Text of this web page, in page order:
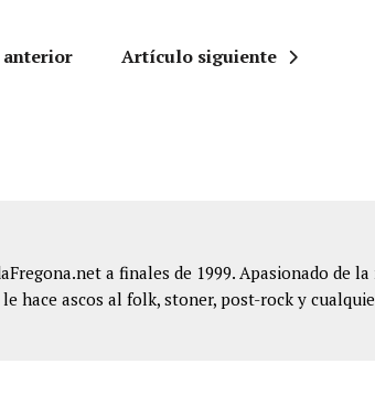
Artículo siguiente
a finales de 1999. Apasionado de
hace ascos al folk, stoner, post-rock y